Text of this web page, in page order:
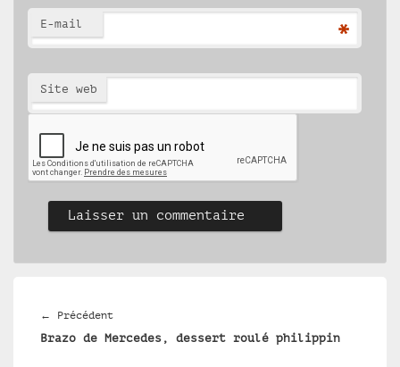
E-mail *
Site web
l’article
← Précédent
précédent :
Brazo de Mercedes, dessert roulé philippin